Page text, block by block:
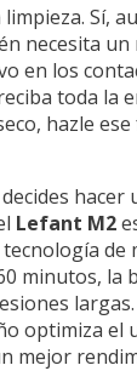
limpieza. Sí,
necesita un
en los
toda la
hazle
Lefant M2
de
minutos, la
optimiza el
mejor